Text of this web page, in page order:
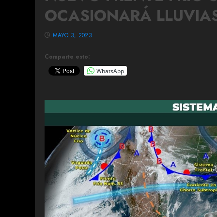
OCASIONARÁ
Comparte esto:
WhatsApp
MAYO 3, 2023